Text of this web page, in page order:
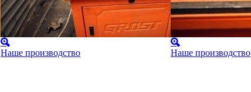
Наше производство Наше производство